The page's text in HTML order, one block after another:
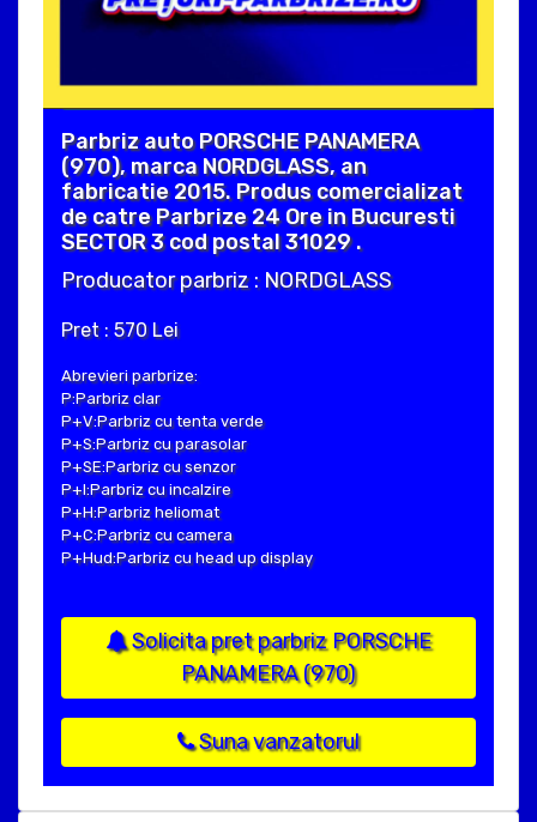
Parbriz auto PORSCHE PANAMERA
(970), marca NORDGLASS, an
fabricatie 2015. Produs comercializat
de catre Parbrize 24 Ore in Bucuresti
SECTOR 3 cod postal 31029 .
Producator parbriz : NORDGLASS
Pret : 570 Lei
Abrevieri parbrize:
P:Parbriz clar
P+V:Parbriz cu tenta verde
P+S:Parbriz cu parasolar
P+SE:Parbriz cu senzor
P+I:Parbriz cu incalzire
P+H:Parbriz heliomat
P+C:Parbriz cu camera
P+Hud:Parbriz cu head up display
Solicita pret parbriz PORSCHE
PANAMERA (970)
Suna vanzatorul